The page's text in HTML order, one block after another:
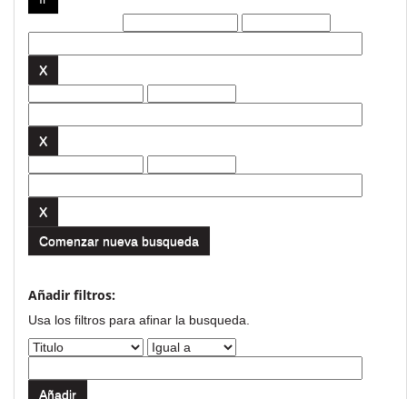
Comenzar nueva busqueda
Añadir filtros:
Usa los filtros para afinar la busqueda.